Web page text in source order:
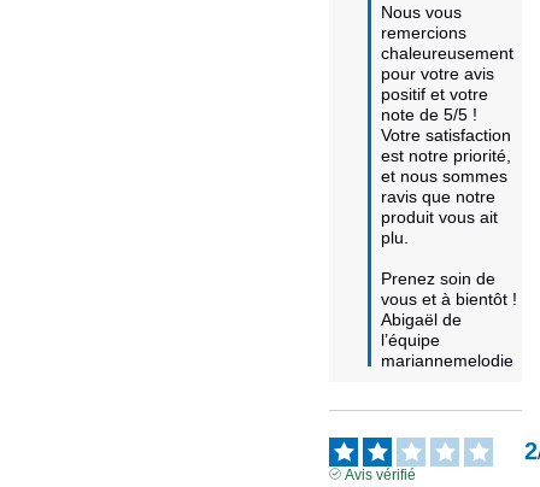
Nous vous
remercions
chaleureusement
pour votre avis
positif et votre
note de 5/5 !
Votre satisfaction
est notre priorité,
et nous sommes
ravis que notre
produit vous ait
plu.
Prenez soin de
vous et à bientôt !
Abigaël de
l’équipe
mariannemelodie
2
Avis vérifié